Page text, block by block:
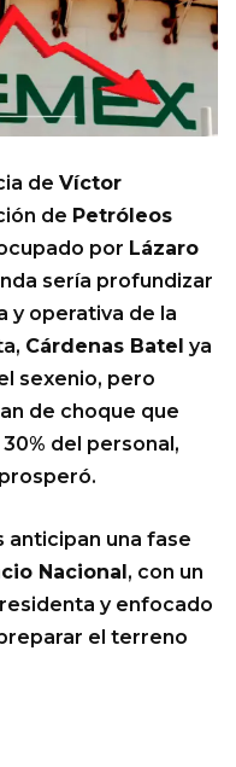
de Víctor
de Petróleos
por Lázaro
sería profundizar
y operativa de la
Cárdenas Batel ya
sexenio, pero
de choque que
del personal,
anticipan una fase
Nacional , con un
y enfocado
el terreno